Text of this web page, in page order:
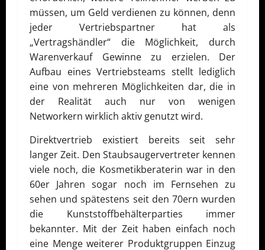
müssen, um Geld verdienen zu können, denn
jeder Vertriebspartner hat als
„Vertragshändler“ die Möglichkeit, durch
Warenverkauf Gewinne zu erzielen. Der
Aufbau eines Vertriebsteams stellt lediglich
eine von mehreren Möglichkeiten dar, die in
der Realität auch nur von wenigen
Networkern wirklich aktiv genutzt wird.
Direktvertrieb existiert bereits seit sehr
langer Zeit. Den Staubsaugervertreter kennen
viele noch, die Kosmetikberaterin war in den
60er Jahren sogar noch im Fernsehen zu
sehen und spätestens seit den 70ern wurden
die Kunststoffbehälterparties immer
bekannter. Mit der Zeit haben einfach noch
eine Menge weiterer Produktgruppen Einzug